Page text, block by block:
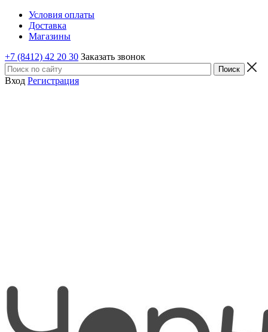
Условия оплаты
Доставка
Магазины
+7 (8412) 42 20 30 Заказать звонок
Вход Регистрация